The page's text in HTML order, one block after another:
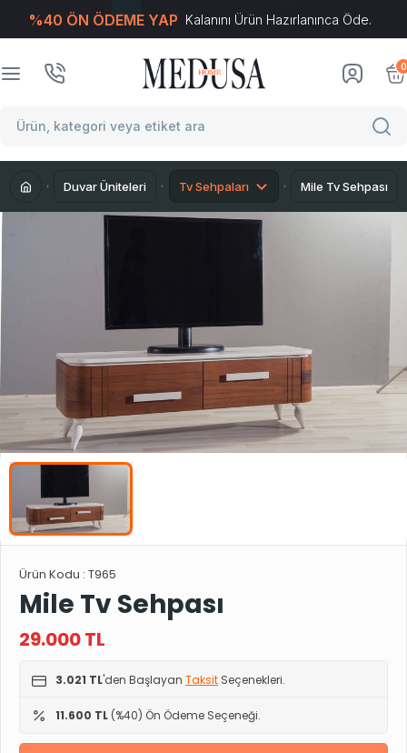
%40 ÖN ÖDEME YAP Kalanını Ürün Hazırlanınca Öde.
0
Duvar Üniteleri Tv Sehpaları Mile Tv Sehpası
Ürün Kodu : T965
Mile Tv Sehpası
29.000TL
3.021 TL'den Başlayan Taksit Seçenekleri.
11.600 TL (%40) Ön Ödeme Seçeneği.
T-Soft E-Ticaret Sistemleriyle Hazırlanmıştır.